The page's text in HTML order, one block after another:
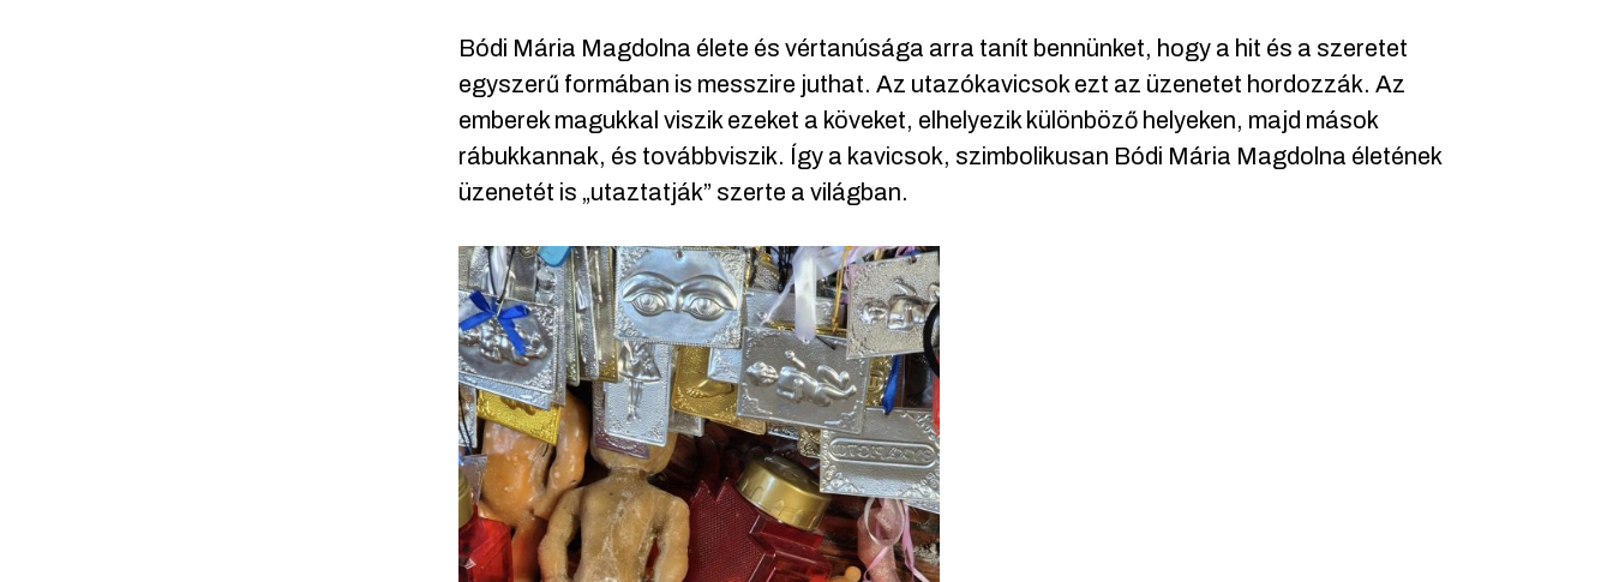
Bódi Mária Magdolna élete és vértanúsága arra tanít bennünket, hogy a hit és a szeretet
egyszerű formában is messzire juthat. Az utazókavicsok ezt az üzenetet hordozzák. Az
emberek magukkal viszik ezeket a köveket, elhelyezik különböző helyeken, majd mások
rábukkannak, és továbbviszik. Így a kavicsok, szimbolikusan Bódi Mária Magdolna életének
üzenetét is „utaztatják” szerte a világban.